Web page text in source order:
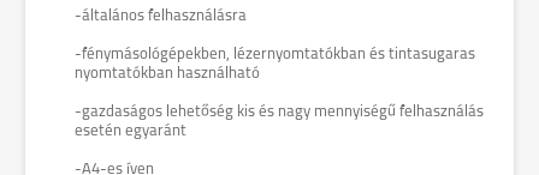
-általános felhasználásra
-fénymásológépekben, lézernyomtatókban és tintasugaras
nyomtatókban használható
-gazdaságos lehetőség kis és nagy mennyiségű felhasználás
esetén egyaránt
-A4-es íven